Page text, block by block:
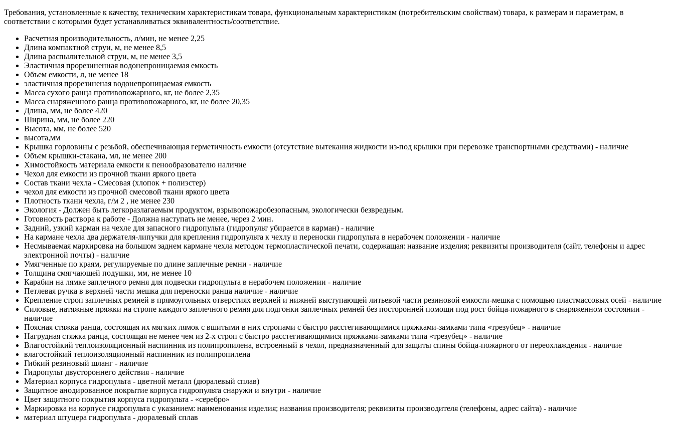
Требования, установленные к качеству, техническим характеристикам товара, функциональным характеристикам (потребительским свойствам) товара, к размерам и параметрам, в
соответствии с которыми будет устанавливаться эквивалентность/соответствие.
Расчетная производительность, л/мин, не менее 2,25
Длина компактной струи, м, не менее 8,5
Длина распылительной струи, м, не менее 3,5
Эластичная прорезиненная водонепроницаемая емкость
Объем емкости, л, не менее 18
эластичная прорезиненая водонепроницаемая емкость
Масса сухого ранца противопожарного, кг, не более 2,35
Масса снаряженного ранца противопожарного, кг, не более 20,35
Длина, мм, не более 420
Ширина, мм, не более 220
Высота, мм, не более 520
высота,мм
Крышка горловины с резьбой, обеспечивающая герметичность емкости (отсутствие вытекания жидкости из-под крышки при перевозке транспортными средствами) - наличие
Объем крышки-стакана, мл, не менее 200
Химостойкость материала емкости к пенообразователю наличие
Чехол для емкости из прочной ткани яркого цвета
Состав ткани чехла - Смесовая (хлопок + полиэстер)
чехол для емкости из прочной смесовой ткани яркого цвета
Плотность ткани чехла, г/м 2 , не менее 230
Экология - Должен быть легкоразлагаемым продуктом, взрывопожаробезопасным, экологически безвредным.
Готовность раствора к работе - Должна наступать не менее, через 2 мин.
Задний, узкий карман на чехле для запасного гидропульта (гидропульт убирается в карман) - наличие
На кармане чехла два держателя-липучки для крепления гидропульта к чехлу и переноски гидропульта в нерабочем положении - наличие
Несмываемая маркировка на большом заднем кармане чехла методом термопластической печати, содержащая: название изделия; реквизиты производителя (сайт, телефоны и адрес
электронной почты) - наличие
Умягченные по краям, регулируемые по длине заплечные ремни - наличие
Толщина смягчающей подушки, мм, не менее 10
Карабин на лямке заплечного ремня для подвески гидропульта в нерабочем положении - наличие
Петлевая ручка в верхней части мешка для переноски ранца наличие - наличие
Крепление строп заплечных ремней в прямоугольных отверстиях верхней и нижней выступающей литьевой части резиновой емкости-мешка с помощью пластмассовых осей - наличие
Силовые, натяжные пряжки на стропе каждого заплечного ремня для подгонки заплечных ремней без посторонней помощи под рост бойца-пожарного в снаряженном состоянии -
наличие
Поясная стяжка ранца, состоящая их мягких лямок с вшитыми в них стропами с быстро расстегивающимися пряжками-замками типа «трезубец» - наличие
Нагрудная стяжка ранца, состоящая не менее чем из 2-х строп с быстро расстегивающимися пряжками-замками типа «трезубец» - наличие
Влагостойкий теплоизоляционный наспинник из полипропилена, встроенный в чехол, предназначенный для защиты спины бойца-пожарного от переохлаждения - наличие
влагостойкий теплоизоляционный наспинник из полипропилена
Гибкий резиновый шланг - наличие
Гидропульт двустороннего действия - наличие
Материал корпуса гидропульта - цветной металл (дюралевый сплав)
Защитное анодированное покрытие корпуса гидропульта снаружи и внутри - наличие
Цвет защитного покрытия корпуса гидропульта - «серебро»
Маркировка на корпусе гидропульта с указанием: наименования изделия; названия производителя; реквизиты производителя (телефоны, адрес сайта) - наличие
материал штуцера гидропульта - дюралевый сплав